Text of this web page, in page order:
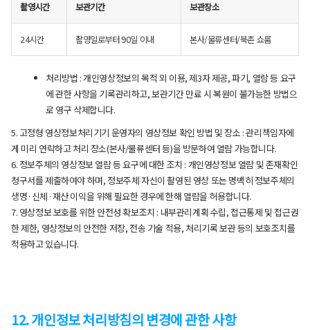
촬영시간 보관기간 보관장소
24시간 촬영일로부터 90일 이내 본사/물류센터/북촌 쇼룸
처리방법 : 개인영상정보의 목적 외 이용, 제3자 제공, 파기, 열람 등 요구
에 관한 사항을 기록관리하고, 보관기간 만료 시 복원이 불가능한 방법으
로 영구 삭제합니다.
5. 고정형 영상정보처리기기 운영자의 영상정보 확인 방법 및 장소 : 관리책임자에
게 미리 연락하고 처리 장소(본사/물류센터 등)을 방문하여 열람 가능합니다.
6. 정보주체의 영상정보 열람 등 요구에 대한 조치 : 개인영상정보 열람 및 존재확인
청구서를 제출하여야 하며, 정보주체 자신이 촬영된 영상 또는 명백히 정보주체의
생명·신체·재산 이익을 위해 필요한 경우에 한해 열람을 허용합니다.
7. 영상정보 보호를 위한 안전성 확보조치 : 내부관리계획 수립, 접근통제 및 접근권
한 제한, 영상정보의 안전한 저장, 전송 기술 적용, 처리기록 보관 등의 보호조치를
적용하고 있습니다.
12. 개인정보 처리방침의 변경에 관한 사항